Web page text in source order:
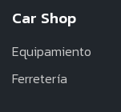
Car Shop
Equipamiento
Ferretería